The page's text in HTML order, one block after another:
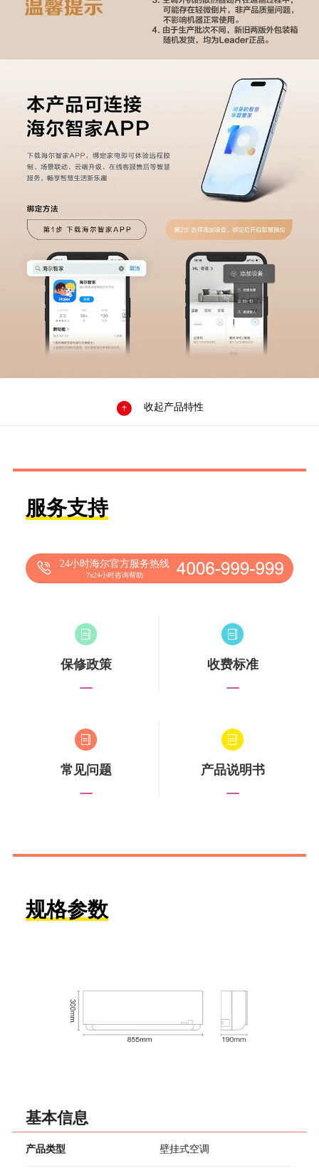
 收起产品特性
服务支持
24小时海尔官方服务热线
7x24小时咨询帮助
保修政策 收费标准
常见问题 产品说明书
规格参数
基本信息
产品类型 壁挂式空调